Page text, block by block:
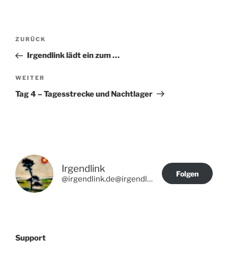
Beitragsnavigation
Vorheriger
Beitrag
ZURÜCK
Irgendlink lädt ein zum …
Nächster
Beitrag
WEITER
Tag 4 – Tagesstrecke und Nachtlager
Irgendlink
@irgendlink.de@irgendlink.de
Folgen
Support